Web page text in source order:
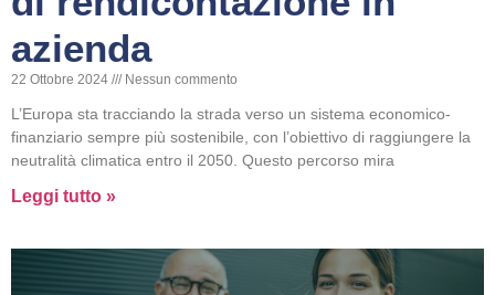
azienda
22 Ottobre 2024 Nessun commento
L’Europa sta tracciando la strada verso un sistema economico-
finanziario sempre più sostenibile, con l’obiettivo di raggiungere la
neutralità climatica entro il 2050. Questo percorso mira
Leggi tutto »